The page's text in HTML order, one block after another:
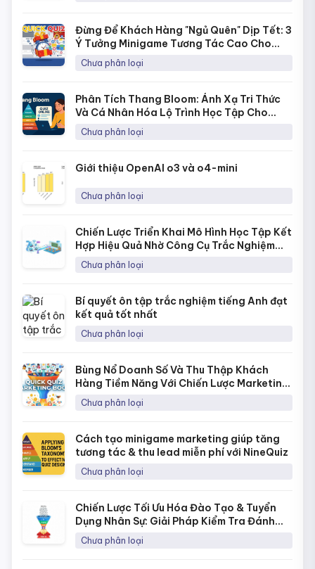
Đừng Để Khách Hàng "Ngủ Quên" Dịp Tết: 3
Ý Tưởng Minigame Tương Tác Cao Cho
Fanpage Với Quick Quiz
Chưa phân loại
Phân Tích Thang Bloom: Ánh Xạ Tri Thức
Và Cá Nhân Hóa Lộ Trình Học Tập Cho
Từng Học Sinh
Chưa phân loại
Giới thiệu OpenAI o3 và o4-mini
Chưa phân loại
Chiến Lược Triển Khai Mô Hình Học Tập Kết
Hợp Hiệu Quả Nhờ Công Cụ Trắc Nghiệm
Online
Chưa phân loại
Bí quyết ôn tập trắc nghiệm tiếng Anh đạt
kết quả tốt nhất
Chưa phân loại
Bùng Nổ Doanh Số Và Thu Thập Khách
Hàng Tiềm Năng Với Chiến Lược Marketing
Bằng Quick Quiz
Chưa phân loại
Cách tạo minigame marketing giúp tăng
tương tác & thu lead miễn phí với NineQuiz
Chưa phân loại
Chiến Lược Tối Ưu Hóa Đào Tạo & Tuyển
Dụng Nhân Sự: Giải Pháp Kiểm Tra Đánh
Giá Năng Lực Thời 4.0
Chưa phân loại